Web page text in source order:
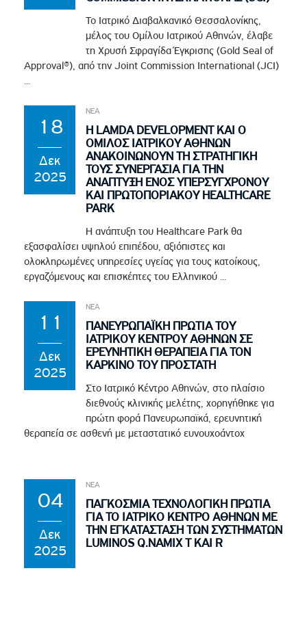
Το Ιατρικό Διαβαλκανικό Θεσσαλονίκης,
μέλος του Ομίλου Ιατρικού Αθηνών, έλαβε
τη Χρυσή Σφραγίδα Έγκρισης (Gold Seal of
Approval®), από την Joint Commission International (JCI)
...
18
Δεκ
2025
ΝΕΑ
Η LAMDA DEVELOPMENT ΚΑΙ Ο
ΟΜΙΛΟΣ ΙΑΤΡΙΚΟΥ ΑΘΗΝΩΝ
ΑΝΑΚΟΙΝΩΝΟΥΝ ΤΗ ΣΤΡΑΤΗΓΙΚΗ
ΤΟΥΣ ΣΥΝΕΡΓΑΣΙΑ ΓΙΑ ΤΗΝ
ΑΝΑΠΤΥΞΗ ΕΝΟΣ ΥΠΕΡΣΥΓΧΡΟΝΟΥ
ΚΑΙ ΠΡΩΤΟΠΟΡΙΑΚΟΥ HEALTHCARE
PARK
Η ανάπτυξη του Healthcare Park θα
εξασφαλίσει υψηλού επιπέδου, αξιόπιστες και
ολοκληρωμένες υπηρεσίες υγείας για τους κατοίκους,
εργαζόμενους και επισκέπτες του Ελληνικού ...
11
Δεκ
2025
ΝΕΑ
ΠΑΝΕΥΡΩΠΑΪΚΗ ΠΡΩΤΙΑ ΤΟΥ
ΙΑΤΡΙΚΟΥ ΚΕΝΤΡΟΥ ΑΘΗΝΩΝ ΣΕ
ΕΡΕΥΝΗΤΙΚΗ ΘΕΡΑΠΕΙΑ ΓΙΑ ΤΟΝ
ΚΑΡΚΙΝΟ ΤΟΥ ΠΡΟΣΤΑΤΗ
Στο Ιατρικό Κέντρο Αθηνών, στο πλαίσιο
διεθνούς κλινικής μελέτης, χορηγήθηκε για
πρώτη φορά Πανευρωπαϊκά, ερευνητική
θεραπεία σε ασθενή με μεταστατικό ευνουχοάντοχ
04
Δεκ
2025
ΝΕΑ
ΠΑΓΚΟΣΜΙΑ ΤΕΧΝΟΛΟΓΙΚΗ ΠΡΩΤΙΑ
ΓΙΑ ΤΟ ΙΑΤΡΙΚΟ ΚΕΝΤΡΟ ΑΘΗΝΩΝ ΜΕ
ΤΗΝ ΕΓΚΑΤΑΣΤΑΣΗ ΤΩΝ ΣΥΣΤΗΜΑΤΩΝ
LUMINOS Q.NAMIX T ΚΑΙ R